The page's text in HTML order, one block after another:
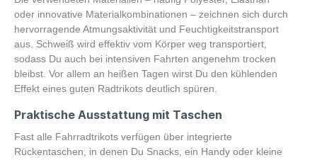
oder innovative Materialkombinationen – zeichnen sich durch
hervorragende Atmungsaktivität und Feuchtigkeitstransport
aus. Schweiß wird effektiv vom Körper weg transportiert,
sodass Du auch bei intensiven Fahrten angenehm trocken
bleibst. Vor allem an heißen Tagen wirst Du den kühlenden
Effekt eines guten Radtrikots deutlich spüren.
Praktische Ausstattung mit Taschen
Fast alle Fahrradtrikots verfügen über integrierte
Rückentaschen, in denen Du Snacks, ein Handy oder kleine